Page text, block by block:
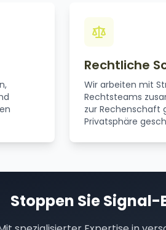
Rechtliche
Wir arbeiten mit
Rechtsteams
zur Rechenschaft
Privatsphäre
Stoppen Sie